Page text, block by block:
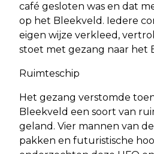
café gesloten was en dat
op het Bleekveld. Iedere
eigen wijze verkleed,
stoet met gezang naar het
Ruimteschip
Het gezang verstomde
Bleekveld een soort van
geland. Vier mannen van de
pakken en futuristische